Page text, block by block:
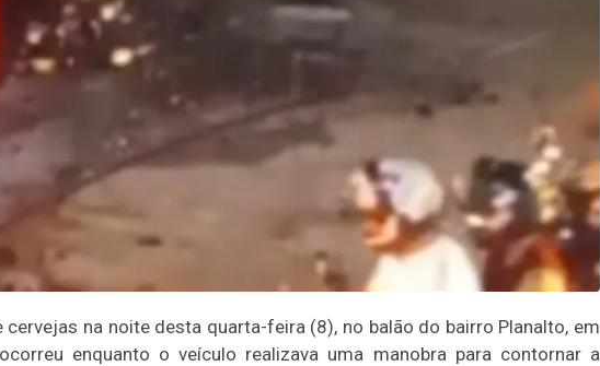
na noite desta quarta-feira (8), no balão do bairro Planalto, em
enquanto o veículo realizava uma manobra para contornar a